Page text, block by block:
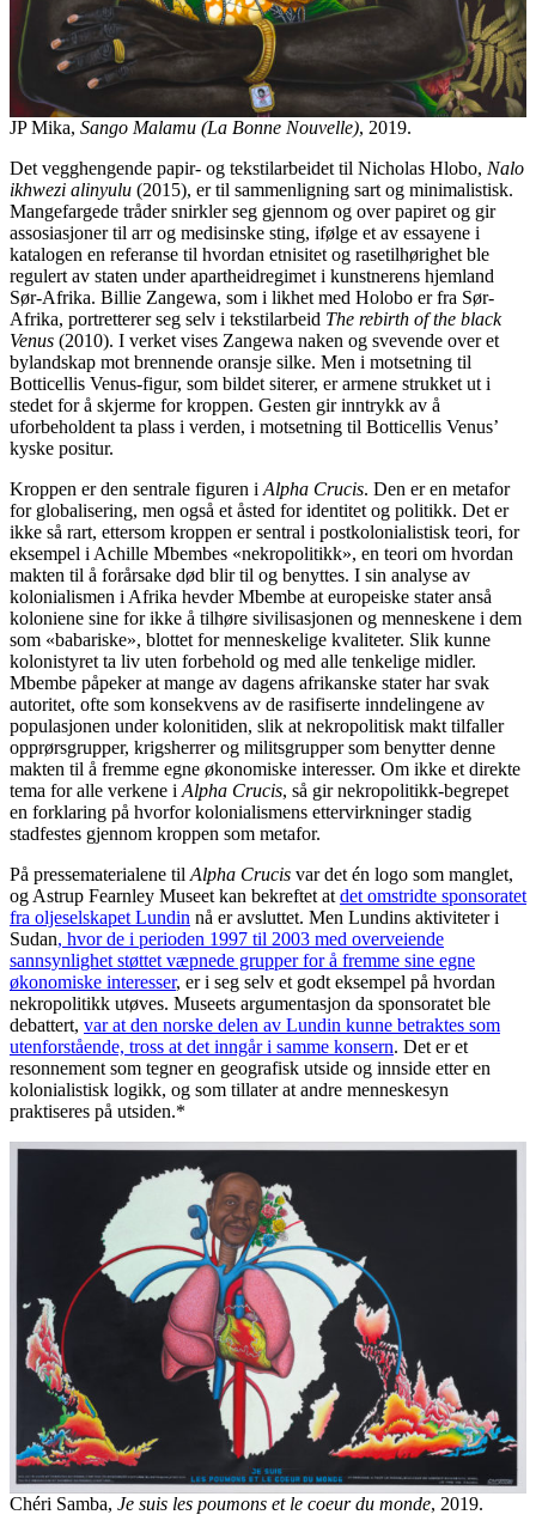
JP Mika, Sango Malamu (La Bonne Nouvelle), 2019.
Det vegghengende papir- og tekstilarbeidet til Nicholas Hlobo, Nalo
ikhwezi alinyulu (2015), er til sammenligning sart og minimalistisk.
Mangefargede tråder snirkler seg gjennom og over papiret og gir
assosiasjoner til arr og medisinske sting, ifølge et av essayene i
katalogen en referanse til hvordan etnisitet og rasetilhørighet ble
regulert av staten under apartheidregimet i kunstnerens hjemland
Sør-Afrika. Billie Zangewa, som i likhet med Holobo er fra Sør-
Afrika, portretterer seg selv i tekstilarbeid The rebirth of the black
Venus (2010). I verket vises Zangewa naken og svevende over et
bylandskap mot brennende oransje silke. Men i motsetning til
Botticellis Venus-figur, som bildet siterer, er armene strukket ut i
stedet for å skjerme for kroppen. Gesten gir inntrykk av å
uforbeholdent ta plass i verden, i motsetning til Botticellis Venus’
kyske positur.
Kroppen er den sentrale figuren i Alpha Crucis. Den er en metafor
for globalisering, men også et åsted for identitet og politikk. Det er
ikke så rart, ettersom kroppen er sentral i postkolonialistisk teori, for
eksempel i Achille Mbembes «nekropolitikk», en teori om hvordan
makten til å forårsake død blir til og benyttes. I sin analyse av
kolonialismen i Afrika hevder Mbembe at europeiske stater anså
koloniene sine for ikke å tilhøre sivilisasjonen og menneskene i dem
som «babariske», blottet for menneskelige kvaliteter. Slik kunne
kolonistyret ta liv uten forbehold og med alle tenkelige midler.
Mbembe påpeker at mange av dagens afrikanske stater har svak
autoritet, ofte som konsekvens av de rasifiserte inndelingene av
populasjonen under kolonitiden, slik at nekropolitisk makt tilfaller
opprørsgrupper, krigsherrer og militsgrupper som benytter denne
makten til å fremme egne økonomiske interesser. Om ikke et direkte
tema for alle verkene i Alpha Crucis, så gir nekropolitikk-begrepet
en forklaring på hvorfor kolonialismens ettervirkninger stadig
stadfestes gjennom kroppen som metafor.
På pressematerialene til Alpha Crucis var det én logo som manglet,
og Astrup Fearnley Museet kan bekreftet at det omstridte sponsoratet
fra oljeselskapet Lundin nå er avsluttet. Men Lundins aktiviteter i
Sudan, hvor de i perioden 1997 til 2003 med overveiende
sannsynlighet støttet væpnede grupper for å fremme sine egne
økonomiske interesser, er i seg selv et godt eksempel på hvordan
nekropolitikk utøves. Museets argumentasjon da sponsoratet ble
debattert, var at den norske delen av Lundin kunne betraktes som
utenforstående, tross at det inngår i samme konsern. Det er et
resonnement som tegner en geografisk utside og innside etter en
kolonialistisk logikk, og som tillater at andre menneskesyn
praktiseres på utsiden.*
Chéri Samba, Je suis les poumons et le coeur du monde, 2019.